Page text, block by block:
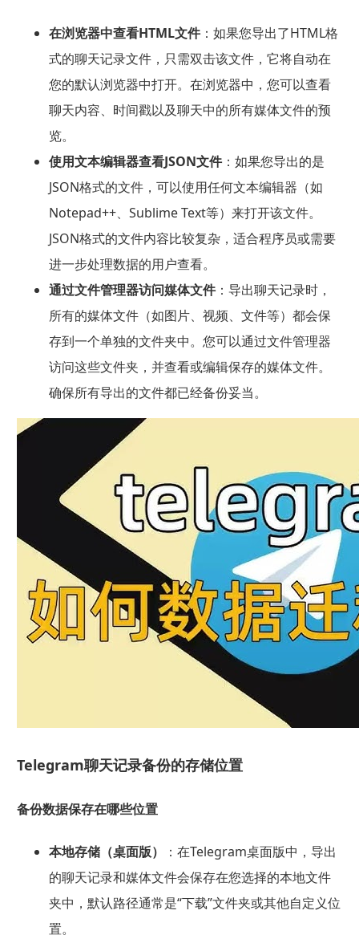
在浏览器中查看HTML文件：如果您导出了HTML格
式的聊天记录文件，只需双击该文件，它将自动在
您的默认浏览器中打开。在浏览器中，您可以查看
聊天内容、时间戳以及聊天中的所有媒体文件的预
览。
使用文本编辑器查看JSON文件：如果您导出的是
JSON格式的文件，可以使用任何文本编辑器（如
Notepad++、Sublime Text等）来打开该文件。
JSON格式的文件内容比较复杂，适合程序员或需要
进一步处理数据的用户查看。
通过文件管理器访问媒体文件：导出聊天记录时，
所有的媒体文件（如图片、视频、文件等）都会保
存到一个单独的文件夹中。您可以通过文件管理器
访问这些文件夹，并查看或编辑保存的媒体文件。
确保所有导出的文件都已经备份妥当。
Telegram聊天记录备份的存储位置
备份数据保存在哪些位置
本地存储（桌面版）
：在Telegram桌面版中，导出
的聊天记录和媒体文件会保存在您选择的本地文件
夹中，默认路径通常是“下载”文件夹或其他自定义位
置。